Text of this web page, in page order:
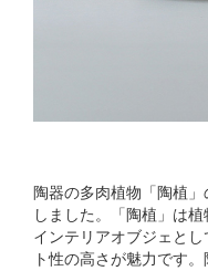
陶器の多肉植物「陶植
しました。「陶植」は
インテリアオブジェと
ト性の高さが魅力です